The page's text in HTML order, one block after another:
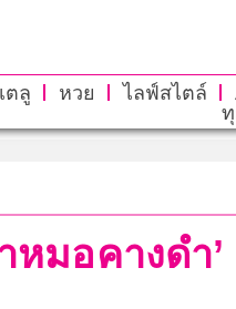
ตลู หวย ไลฟ์สไตล์
าหมอคางด